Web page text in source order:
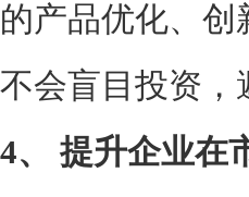
的产品优化、
不会盲目投资，
4、提升企业在